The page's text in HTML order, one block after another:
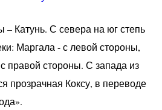
Катунь. С севера на юг степь
Маргала - с левой стороны,
правой стороны. С запада из
прозрачная Коксу, в переводе